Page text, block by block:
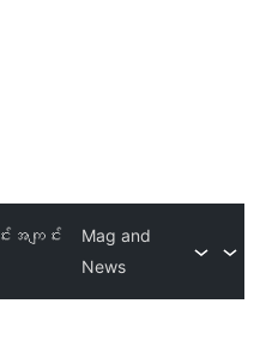
အကျင်း
Mag and
News